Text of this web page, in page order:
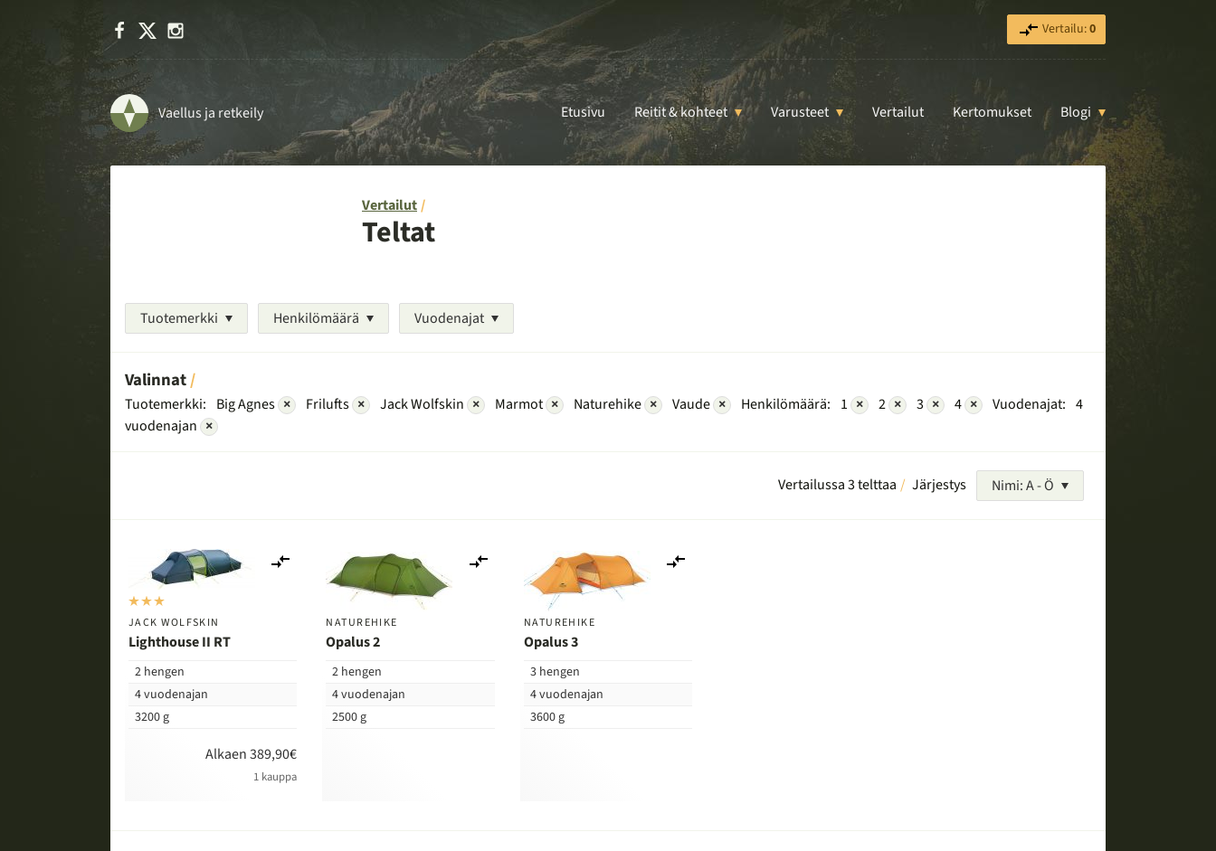
Facebook Vertailu:0
Vaellus ja retkeily Etusivu Reitit & kohteet Varusteet Vertailut Kertomukset Blogi
Vertailut
Teltat
Tuotemerkki Henkilömäärä Vuodenajat
Valinnat
Tuotemerkki: Big Agnes × Frilufts × Jack Wolfskin × Marmot × Naturehike × Vaude × Henkilömäärä: 1 × 2 × 3 × 4 × Vuodenajat: 4
vuodenajan ×
Vertailussa 3 telttaa Järjestys Nimi: A - Ö
JACK WOLFSKIN
Lighthouse II RT
2 hengen
4 vuodenajan
3200 g
Alkaen 389,90€
1 kauppa
vertailuun
NATUREHIKE
Opalus 2
2 hengen
4 vuodenajan
2500 g
vertailuun
NATUREHIKE
Opalus 3
3 hengen
4 vuodenajan
3600 g